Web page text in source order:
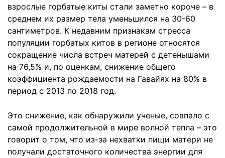
взрослые горбатые киты стали заметно короче – в
среднем их размер тела уменьшился на 30-60
сантиметров. К недавним признакам стресса
популяции горбатых китов в регионе относятся
сокращение числа встреч матерей с детенышами
на 76,5% и, по оценкам, снижение общего
коэффициента рождаемости на Гавайях на 80% в
период с 2013 по 2018 год.
Это снижение, как обнаружили ученые, совпало с
самой продолжительной в мире волной тепла – это
говорит о том, что из-за нехватки пищи матери не
получали достаточного количества энергии для